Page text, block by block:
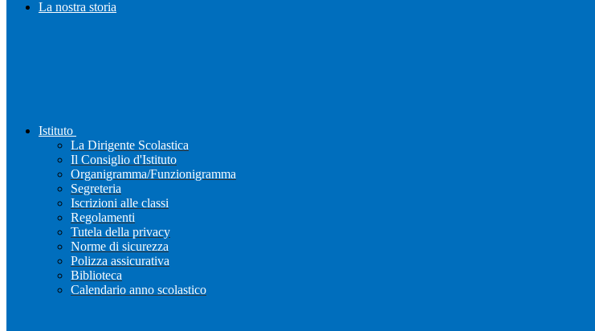
La nostra storia
Istituto
La Dirigente Scolastica
Il Consiglio d'Istituto
Organigramma/Funzionigramma
Segreteria
Iscrizioni alle classi
Regolamenti
Tutela della privacy
Norme di sicurezza
Polizza assicurativa
Biblioteca
Calendario anno scolastico